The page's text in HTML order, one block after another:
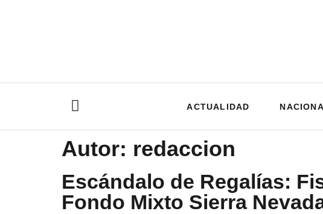
ACTUALIDAD
Autor: redaccion
Escándalo de Regalías:
Fondo Mixto Sierra